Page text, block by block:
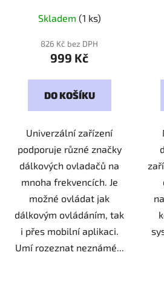
Skladem (1 ks)
826 Kč bez DPH
999 Kč
DO KOŠÍKU
Univerzální zařízení
podporuje různé značky
dálkových ovladačů na
mnoha frekvencích. Je
možné ovládat jak
dálkovým ovládáním, tak
i přes mobilní aplikaci.
Umí rozeznat neznámé...